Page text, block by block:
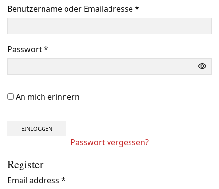
Benutzername oder Emailadresse*
Passwort*
An mich erinnern
EINLOGGEN
Passwort vergessen?
Register
Email address *